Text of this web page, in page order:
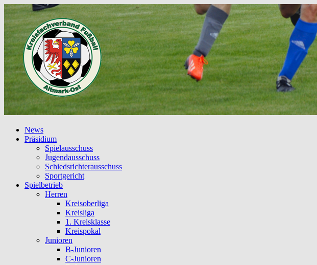
News
Präsidium
Spielausschuss
Jugendausschuss
Schiedsrichterausschuss
Sportgericht
Spielbetrieb
Herren
Kreisoberliga
Kreisliga
1. Kreisklasse
Kreispokal
Junioren
B-Junioren
C-Junioren